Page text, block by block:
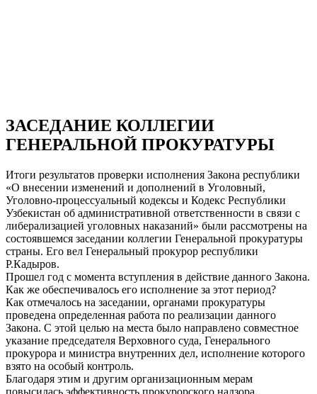
ЗАСЕДАНИЕ КОЛЛЕГИИ
ГЕНЕРАЛЬНОЙ ПРОКУРАТУРЫ
Итоги результатов проверки исполнения Закона республики
«О внесении изменений и дополнений в Уголовный,
Уголовно-процессуальный кодексы и Кодекс Республики
Узбекистан об административной ответственности в связи с
либерализацией уголовных наказаний» были рассмотрены на
состоявшемся заседании коллегии Генеральной прокуратуры
страны. Его вел Генеральный прокурор республики
Р.Кадыров.
Прошел год с момента вступления в действие данного Закона.
Как же обеспечивалось его исполнение за этот период?
Как отмечалось на заседании, органами прокуратуры
проведена определенная работа по реализации данного
Закона. С этой целью на места было направлено совместное
указание председателя Верховного суда, Генерального
прокурора и министра внутренних дел, исполнение которого
взято на особый контроль.
Благодаря этим и другим организационным мерам
повысилась эффективность прокурорского надзора,